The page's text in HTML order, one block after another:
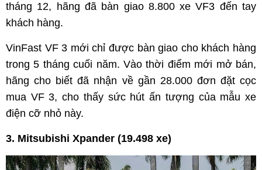
tháng 12, hãng đã bàn giao 8.800 xe VF3 đến tay
khách hàng.
VinFast VF 3 mới chỉ được bàn giao cho khách hàng
trong 5 tháng cuối năm. Vào thời điểm mới mở bán,
hãng cho biết đã nhận về gần 28.000 đơn đặt cọc
mua VF 3, cho thấy sức hút ấn tượng của mẫu xe
điện cỡ nhỏ này.
3. Mitsubishi Xpander (19.498 xe)